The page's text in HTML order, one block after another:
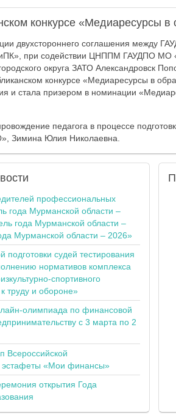
конкурсе «Медиаресурсы
двухстороннего соглашения между
при содействии ЦНППМ ГАУДПО МО
округа ЗАТО Александровск
конкурсе «Медиаресурсы в
и стала призером в номинации
педагога в процессе
Зимина Юлия Николаевна.
профессиональных
года Мурманской области –
года Мурманской области –
Мурманской области – 2026»
подготовки судей тестирования
нормативов комплекса
спортивного
труду и обороне»
олимпиада по финансовой
с 3 марта по 2
Всероссийской
эстафеты «Мои финансы»
открытия Года